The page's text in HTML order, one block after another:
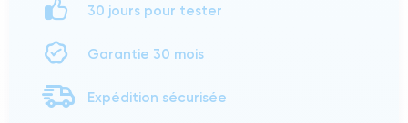
30 jours pour tester
Garantie 30 mois
Expédition sécurisée